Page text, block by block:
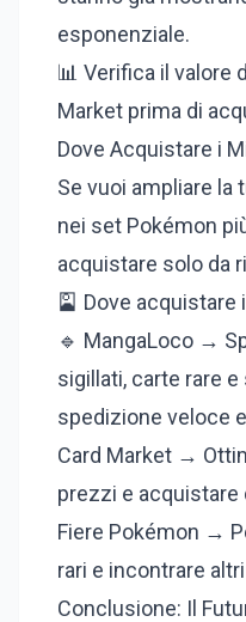
esponenziale.
📊 Verifica il valore
Market prima di
Dove Acquistare i
Se vuoi ampliare la
nei set Pokémon
acquistare solo da
🎴 Dove acquistare
🔹 MangaLoco →
sigillati, carte rare
spedizione veloce
Card Market →
prezzi e acquistare
Fiere Pokémon →
rari e incontrare
Conclusione: Il